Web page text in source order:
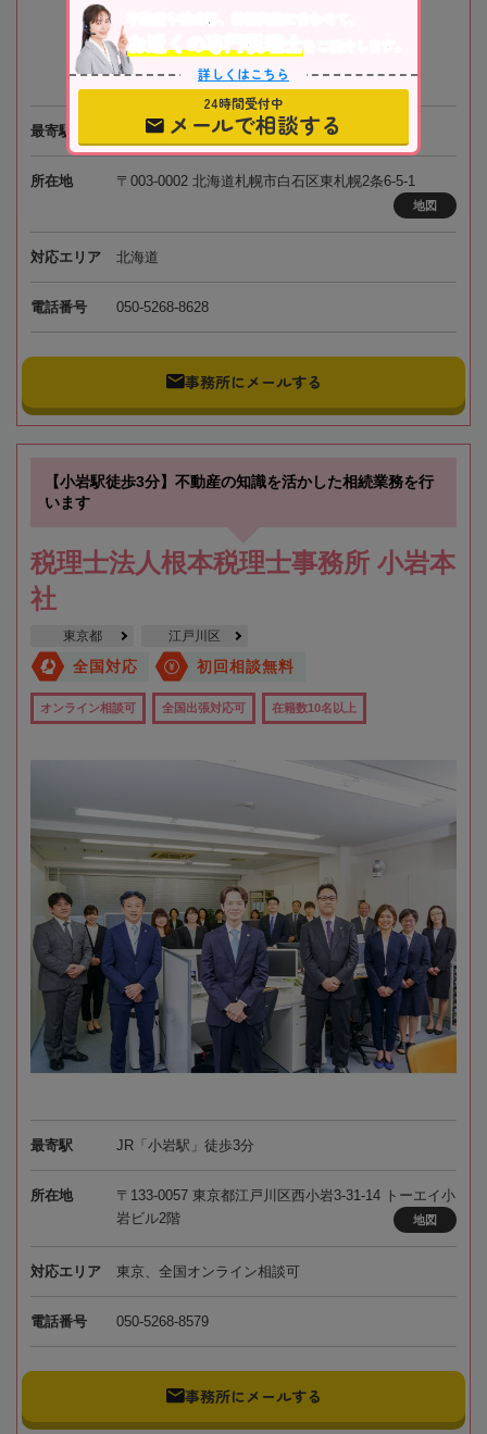
最寄駅 札幌市営地下鉄「白石駅」徒歩1分
所在地 〒003-0002 北海道札幌市白石区東札幌2条6-5-1
地図
対応エリア 北海道
電話番号 050-5268-8628
事務所にメールする
【小岩駅徒歩3分】不動産の知識を活かした相続業務を行
います
税理士法人根本税理士事務所 小岩本
社
東京都 江戸川区
全国対応 初回相談無料
オンライン相談可 全国出張対応可 在籍数10名以上
最寄駅 JR「小岩駅」徒歩3分
所在地
〒133-0057 東京都江戸川区西小岩3-31-14 トーエイ小
岩ビル2階
地図
対応エリア 東京、全国オンライン相談可
電話番号 050-5268-8579
事務所にメールする
不動産や株式等、相続資産に合わせて、
お近くの専門税理士
をご紹介します。
詳しくはこちら
24時間受付中
メールで相談する